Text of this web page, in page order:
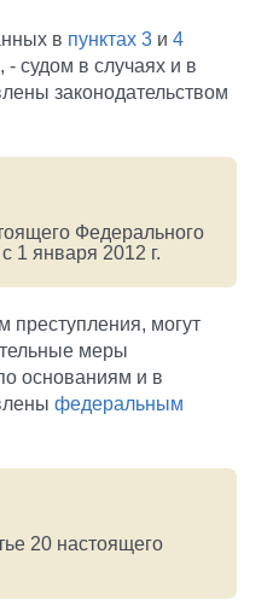
в пунктах 3 и 4
- судом в случаях и в
законодательством
Федерального
с 1 января 2012 г.
могут
меры
основаниям и в
федеральным
20 настоящего